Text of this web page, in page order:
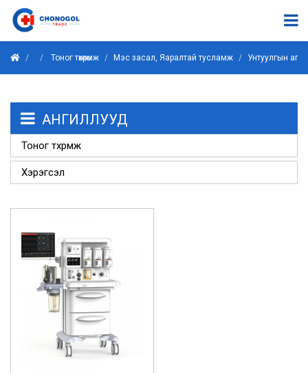
Тоног төхөөрөмж Мэс засал, Яаралтай тусламж Унтуулгын
АНГИЛЛУУД
Тоног төхөөрөмж
Хэрэгсэл